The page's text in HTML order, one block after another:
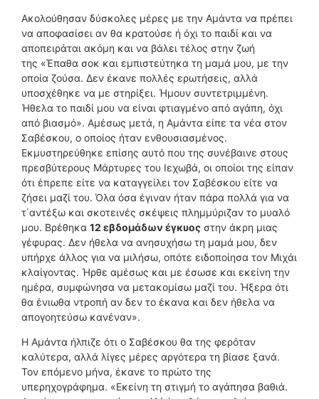
Ακολούθησαν δύσκολες μέρες με την Αμάντα να πρέπει
να αποφασίσει αν θα κρατούσε ή όχι το παιδί και να
αποπειράται ακόμη και να βάλει τέλος στην ζωή
της «Έπαθα σοκ και εμπιστεύτηκα τη μαμά μου, με την
οποία ζούσα. Δεν έκανε πολλές ερωτήσεις, αλλά
υποσχέθηκε να με στηρίξει. Ήμουν συντετριμμένη.
Ήθελα το παιδί μου να είναι φτιαγμένο από αγάπη, όχι
από βιασμό». Αμέσως μετά, η Αμάντα είπε τα νέα στον
Σαβέσκου, ο οποίος ήταν ενθουσιασμένος.
Εκμυστηρεύθηκε επίσης αυτό που της συνέβαινε στους
πρεσβύτερους Μάρτυρες του Ιεχωβά, οι οποίοι της είπαν
ότι έπρεπε είτε να καταγγείλει τον Σαβέσκου είτε να
ζήσει μαζί του. Όλα όσα έγιναν ήταν πάρα πολλά για να
τ΄αντέξω και σκοτεινές σκέψεις πλημμύριζαν το μυαλό
μου. Βρέθηκα 12 εβδομάδων έγκυος στην άκρη μιας
γέφυρας. Δεν ήθελα να ανησυχήσω τη μαμά μου, δεν
υπήρχε άλλος για να μιλήσω, οπότε ειδοποίησα τον Μιχάι
κλαίγοντας. Ήρθε αμέσως και με έσωσε και εκείνη την
ημέρα, συμφώνησα να μετακομίσω μαζί του. Ήξερα ότι
θα ένιωθα ντροπή αν δεν το έκανα και δεν ήθελα να
απογοητεύσω κανέναν».
Η Αμάντα ήλπιζε ότι ο Σαβέσκου θα της φερόταν
καλύτερα, αλλά λίγες μέρες αργότερα τη βίασε ξανά.
Τον επόμενο μήνα, έκανε το πρώτο της
υπερηχογράφημα. «Εκείνη τη στιγμή το αγάπησα βαθιά.